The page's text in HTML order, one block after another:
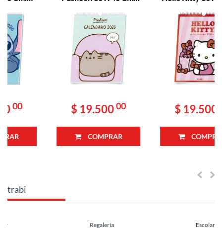
$ 19.500 00
COMPRAR
$ 19.500 00
COMPRAR
trabi